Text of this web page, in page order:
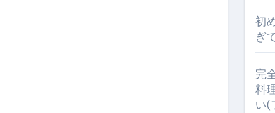
ーネの厨房風景｜料理王国 | 【厨房の世界】【イ
初
ぎ
完
料
い(